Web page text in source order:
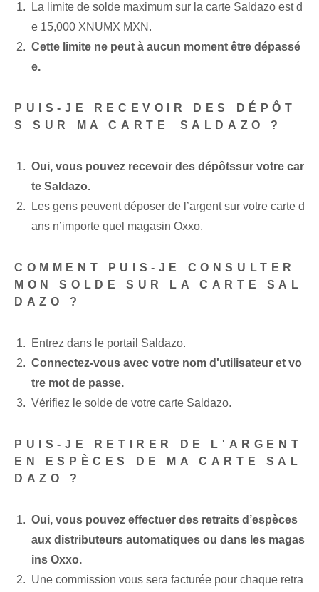
La limite de solde maximum sur la carte Saldazo est d
e 15,000 XNUMX MXN.
Cette limite ne peut à aucun moment être dépassé
e.
PUIS-JE RECEVOIR DES DÉPÔT
S SUR MA CARTE ⁤SALDAZO ?
Oui, vous pouvez recevoir des dépôts⁤sur votre‌ car
te Saldazo.
Les gens peuvent déposer de l’argent sur votre carte d
ans n’importe quel magasin Oxxo.
COMMENT PUIS-JE CONSULTER
MON SOLDE SUR LA CARTE SAL
DAZO ?
Entrez dans le portail Saldazo.
Connectez-vous⁤ avec votre nom d'utilisateur et vo
tre mot de passe.
Vérifiez le solde de votre carte Saldazo.
PUIS-JE RETIRER DE L'ARGENT
EN ESPÈCES DE MA CARTE SAL
DAZO ?
Oui, vous pouvez effectuer des retraits d’espèces
aux distributeurs automatiques ou dans les magas
ins Oxxo.
Une commission vous sera facturée pour chaque retra